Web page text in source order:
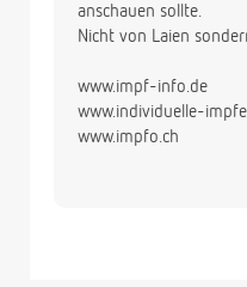
anschauen sollte.
Nicht von Laien
www.impf-info.de
www.individuelle-
www.impfo.ch